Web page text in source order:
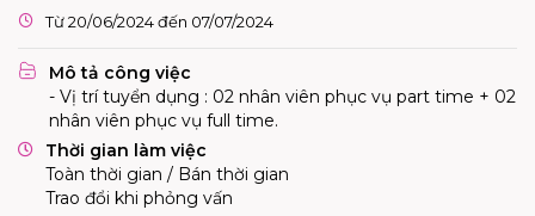
Từ 20/06/2024 đến 07/07/2024
Mô tả công việc
- Vị trí tuyển dụng : 02 nhân viên phục vụ part time + 02
nhân viên phục vụ full time.
Thời gian làm việc
Toàn thời gian / Bán thời gian
Trao đổi khi phỏng vấn